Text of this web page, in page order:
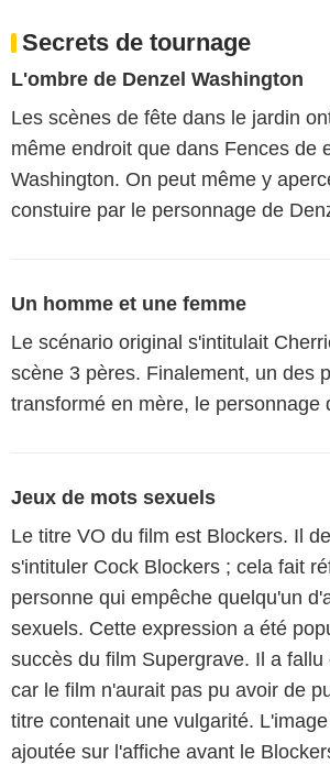
Secrets de tournage
L'ombre de Denzel Washington
Les scènes de fête dans le jardin
même endroit que dans Fences de
Washington. On peut même y
constuire par le personnage de
Un homme et une femme
Le scénario original s'intitulait
scène 3 pères. Finalement, un des
transformé en mère, le personnage
Jeux de mots sexuels
Le titre VO du film est Blockers. Il
s'intituler Cock Blockers ; cela fait
personne qui empêche quelqu'un
sexuels. Cette expression a été
succès du film Supergrave. Il a fallu
car le film n'aurait pas pu avoir de
titre contenait une vulgarité.
ajoutée sur l'affiche avant le